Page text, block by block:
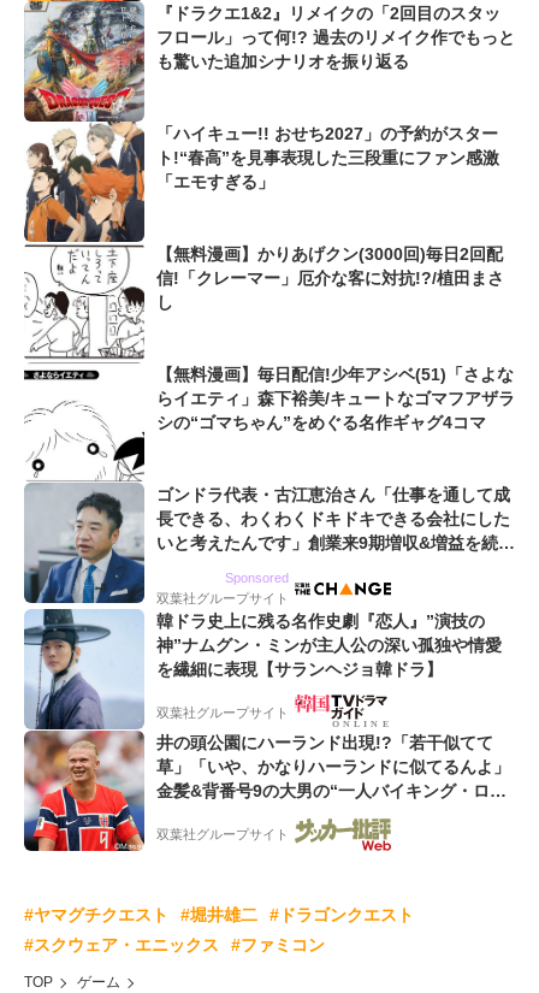
『ドラクエ1&2』リメイクの「2回目のスタッ
フロール」って何!? 過去のリメイク作でもっと
も驚いた追加シナリオを振り返る
「ハイキュー!! おせち2027」の予約がスター
ト!“春高”を見事表現した三段重にファン感激
「エモすぎる」
【無料漫画】かりあげクン(3000回)毎日2回配
信!「クレーマー」厄介な客に対抗!?/植田まさ
し
【無料漫画】毎日配信!少年アシベ(51)「さよな
らイエティ」森下裕美/キュートなゴマフアザラ
シの“ゴマちゃん”をめぐる名作ギャグ4コマ
ゴンドラ代表・古江恵治さん「仕事を通して成
長できる、わくわくドキドキできる会社にした
いと考えたんです」創業来9期増収&増益を続け
Sponsored
双葉社グループサイト
韓ドラ史上に残る名作史劇『恋人』”演技の
神”ナムグン・ミンが主人公の深い孤独や情愛
を繊細に表現【サランヘジョ韓ドラ】
双葉社グループサイト
井の頭公園にハーランド出現!?「若干似てて
草」「いや、かなりハーランドに似てるんよ」
金髪&背番号9の大男の“一人バイキング・ロ
ー”映像が話題!「元気をもらった」
双葉社グループサイト
#ヤマグチクエスト #堀井雄二
#ドラゴンクエスト
#スクウェア・エニックス
#ファミコン
TOP
ゲーム